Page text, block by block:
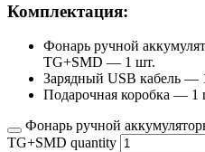
Комплектация:
Фонарь ручной
TG+SMD — 1 шт.
Зарядный USB кабель —
Подарочная коробка — 1
Фонарь ручной
TG+SMD quantity